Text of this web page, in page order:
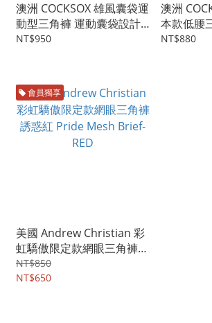
澳洲 COCKSOX 雄風囊袋運
動型三角褲 運動囊袋設計
SPORTS BRIEF CX76N
NT$950
澳洲
本款低腰
袋設計
NT$880
會員獨享
美國 Andrew Christian 彩
虹驕傲限定款網眼三角褲
誘惑紅 Pride Mesh Brief-
RED
NT$850
NT$650